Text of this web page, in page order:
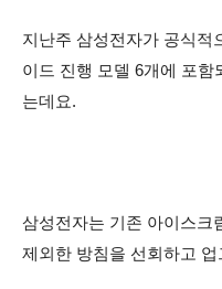
지난주 삼성전자가 공식적
이드 진행 모델 6개에 포함
는데요.
삼성전자는 기존 아이스크
제외한 방침을 선회하고